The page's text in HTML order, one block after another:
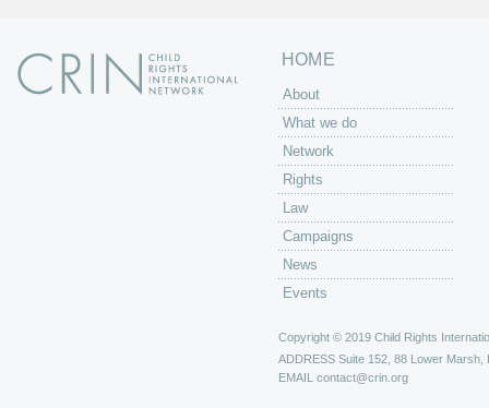
HOME
About
What we do
Network
Rights
Law
Campaigns
News
Events
Copyright © 2019 Child Rights
ADDRESS Suite 152, 88 Lower Marsh,
EMAIL contact@crin.org